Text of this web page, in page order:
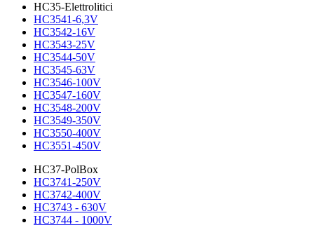
HC35-Elettrolitici
HC3541-6,3V
HC3542-16V
HC3543-25V
HC3544-50V
HC3545-63V
HC3546-100V
HC3547-160V
HC3548-200V
HC3549-350V
HC3550-400V
HC3551-450V
HC37-PolBox
HC3741-250V
HC3742-400V
HC3743 - 630V
HC3744 - 1000V